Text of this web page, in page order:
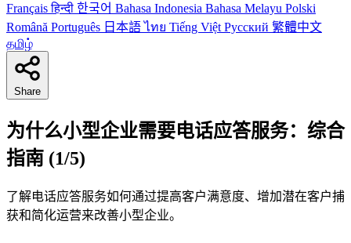
Françaisहिन्दी 한국어 Bahasa Indonesia Bahasa Melayu Polski
Română Português 日本語ไทย Tiếng Việt Русский 繁體中文
தமிழ்
Share
为什么小型企业需要电话应答服务：综合
指南 (1/5)
了解电话应答服务如何通过提高客户满意度、增加潜在客户捕
获和简化运营来改善小型企业。